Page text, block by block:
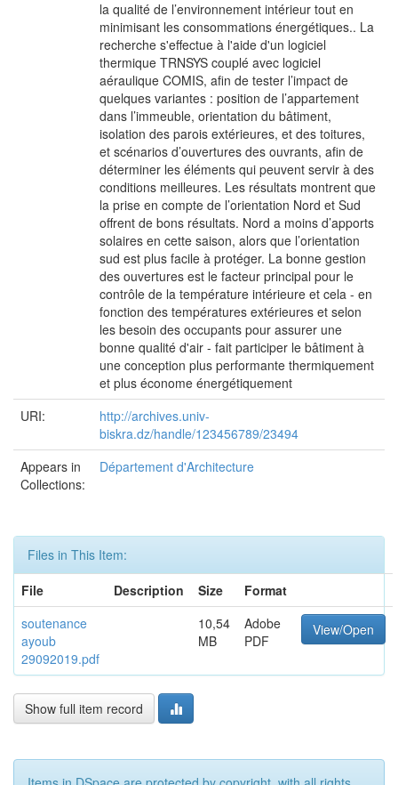
la qualité de l’environnement intérieur tout en
minimisant les consommations énergétiques.. La
recherche s'effectue à l'aide d'un logiciel
thermique TRNSYS couplé avec logiciel
aéraulique COMIS, afin de tester l’impact de
quelques variantes : position de l’appartement
dans l’immeuble, orientation du bâtiment,
isolation des parois extérieures, et des toitures,
et scénarios d’ouvertures des ouvrants, afin de
déterminer les éléments qui peuvent servir à des
conditions meilleures. Les résultats montrent que
la prise en compte de l’orientation Nord et Sud
offrent de bons résultats. Nord a moins d’apports
solaires en cette saison, alors que l’orientation
sud est plus facile à protéger. La bonne gestion
des ouvertures est le facteur principal pour le
contrôle de la température intérieure et cela - en
fonction des températures extérieures et selon
les besoin des occupants pour assurer une
bonne qualité d'air - fait participer le bâtiment à
une conception plus performante thermiquement
et plus économe énergétiquement
URI:
http://archives.univ-
biskra.dz/handle/123456789/23494
Appears in
Collections:
Département d'Architecture
Files in This Item:
File
Description Size
Format
soutenance
ayoub
29092019.pdf
10,54
MB
Adobe
PDF
View/Open
Show full item record